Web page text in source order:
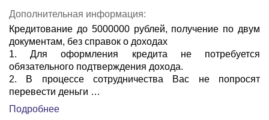
Дополнительная информация:
Кредитование до 5000000 рублей, получение по двум
документам, без справок о доходах
1. Для оформления кредита не потребуется
обязательного подтверждения дохода.
2. В процессе сотрудничества Вас не попросят
перевести деньги …
Подробнее